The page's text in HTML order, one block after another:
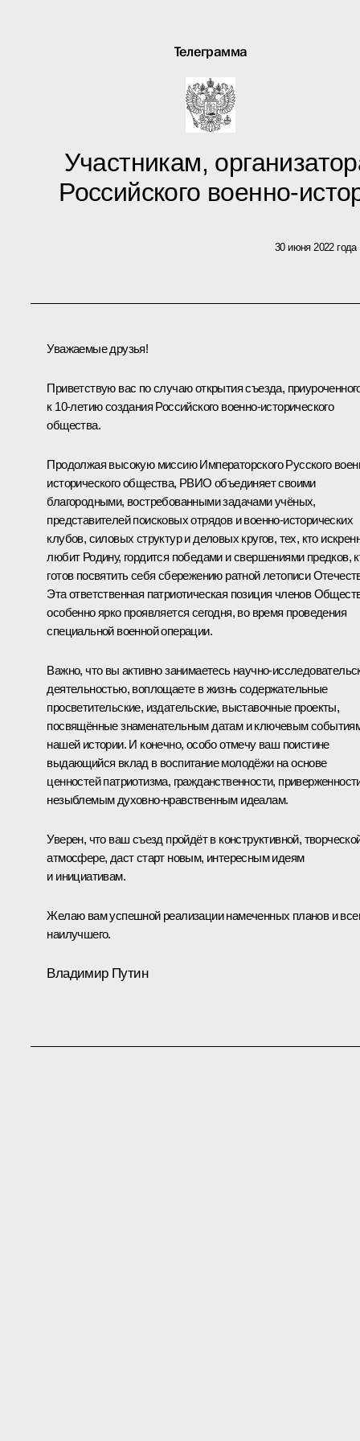
Телеграмма
Участникам,
Российского военно-
30 июня 2022 года
Уважаемые друзья!
Приветствую вас по случаю открытия съезда,
к 10-летию создания Российского военно-исторического
общества.
Продолжая высокую миссию Императорского Русского
исторического общества, РВИО объединяет своими
благородными, востребованными задачами учёных,
представителей поисковых отрядов и военно-исторических
клубов, силовых структур и деловых кругов, тех, кто
любит Родину, гордится победами и свершениями предков,
готов посвятить себя сбережению ратной летописи
Эта ответственная патриотическая позиция членов
особенно ярко проявляется сегодня, во время проведения
специальной военной операции.
Важно, что вы активно занимаетесь научно-
деятельностью, воплощаете в жизнь содержательные
просветительские, издательские, выставочные проекты,
посвящённые знаменательным датам и ключевым
нашей истории. И конечно, особо отмечу ваш поистине
выдающийся вклад в воспитание молодёжи на основе
ценностей патриотизма, гражданственности,
незыблемым духовно-нравственным идеалам.
Уверен, что ваш съезд пройдёт в конструктивной,
атмосфере, даст старт новым, интересным идеям
и инициативам.
Желаю вам успешной реализации намеченных планов и
наилучшего.
Владимир Путин